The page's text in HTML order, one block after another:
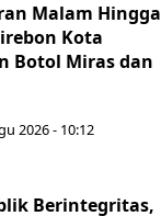
Malam Hingga
Kota
Botol Miras dan
2026 - 10:12
Berintegritas,